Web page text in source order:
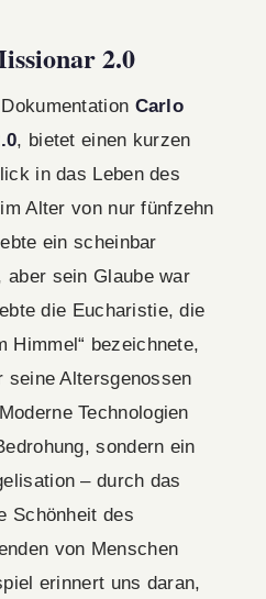
2.0
Carlo
, bietet einen kurzen
in das Leben des
Alter von nur fünfzehn
ein scheinbar
aber sein Glaube war
die Eucharistie, die
Himmel“ bezeichnete,
seine Altersgenossen
Technologien
sondern ein
– durch das
Schönheit des
von Menschen
erinnert uns daran,